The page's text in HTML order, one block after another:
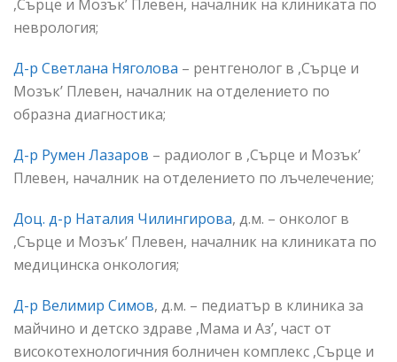
,Сърце и Мозък’ Плевен, началник на клиниката по
неврология;
Д-р Светлана Няголова – рентгенолог в ,Сърце и
Мозък’ Плевен, началник на отделението по
образна диагностика;
Д-р Румен Лазаров – радиолог в ,Сърце и Мозък’
Плевен, началник на отделението по лъчелечение;
Доц. д-р Наталия Чилингирова, д.м. – онколог в
,Сърце и Мозък’ Плевен, началник на клиниката по
медицинска онкология;
Д-р Велимир Симов, д.м. – педиатър в клиника за
майчино и детско здраве ,Мама и Аз’, част от
високотехнологичния болничен комплекс ,Сърце и